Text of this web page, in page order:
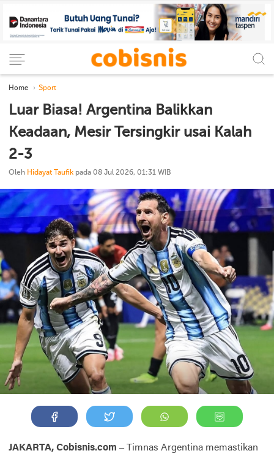
Home Sport
Luar Biasa! Argentina Balikkan
Keadaan, Mesir Tersingkir usai Kalah
2-3
Oleh Hidayat Taufik pada 08 Jul 2026, 01:31 WIB
JAKARTA, Cobisnis.com – Timnas Argentina memastikan